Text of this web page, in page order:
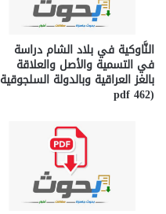
النَّاوكية في بلاد الشام دراسة
في التسمية والأصل والعلاقة
بالغز العراقية وبالدولة السلجوقية
(462 pdf